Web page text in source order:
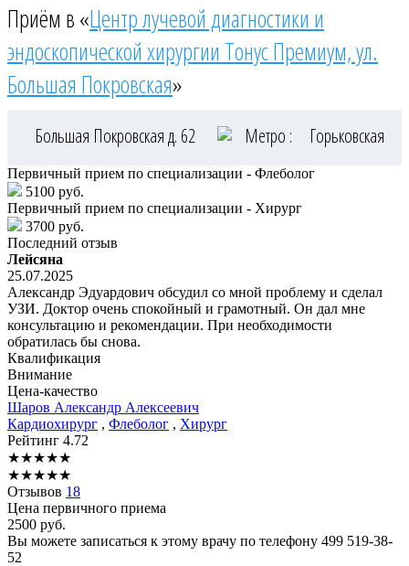
Приём в «Центр лучевой диагностики и
эндоскопической хирургии Тонус Премиум, ул.
Большая Покровская»
Большая Покровская д. 62 Метро : Горьковская
Первичный прием по специализации - Флеболог
5100 руб.
Первичный прием по специализации - Хирург
3700 руб.
Последний отзыв
Лейсяна
25.07.2025
Александр Эдуардович обсудил со мной проблему и сделал
УЗИ. Доктор очень спокойный и грамотный. Он дал мне
консультацию и рекомендации. При необходимости
обратилась бы снова.
Квалификация
Внимание
Цена-качество
Шаров Александр Алексеевич
Кардиохирург , Флеболог , Хирург
Рейтинг 4.72
★★★★★
★★★★★
Отзывов 18
Цена первичного приема
2500 руб.
Вы можете записаться к этому врачу по телефону 499 519-38-
52